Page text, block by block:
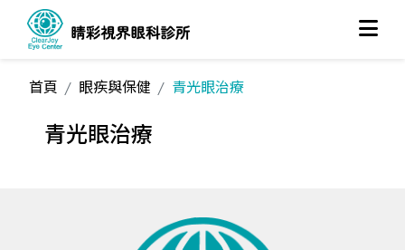
首頁 眼疾與保健 青光眼治療
青光眼治療